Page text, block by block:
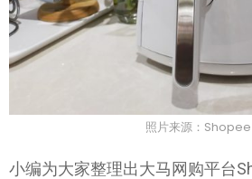
照片来源：Shopee
小编为大家整理出大马网购平台